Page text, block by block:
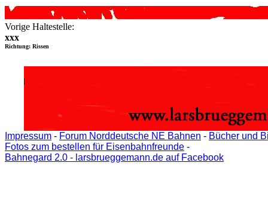
Vorige Haltestelle:
xxx
Richtung: Rissen
Impressum - Forum Norddeutsche NE Bahnen - Bücher und
Fotos zum bestellen für Eisenbahnfreunde -
Bahnegard 2.0 - larsbrueggemann.de auf Facebook